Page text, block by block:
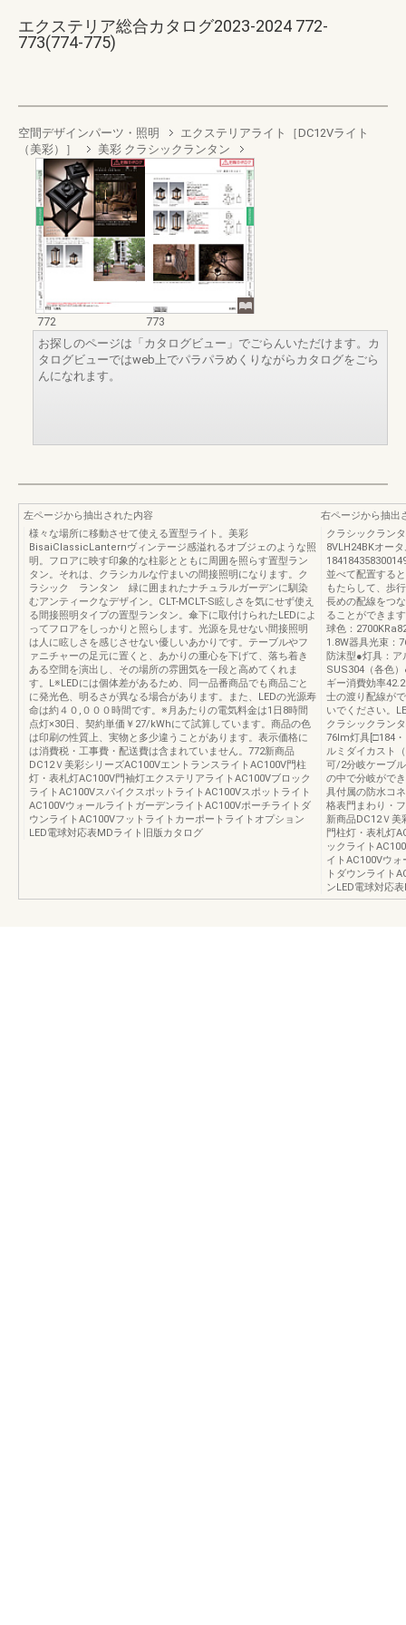
エクステリア総合カタログ2023-2024 772-
773(774-775)
空間デザインパーツ・照明
エクステリアライト［DC12Vライト
（美彩）］
美彩 クラシックランタン
772
773
お探しのページは「カタログビュー」でごらんいただけます。カ
タログビューではweb上でパラパラめくりながらカタログをごら
んになれます。
左ページから抽出された内容
様々な場所に移動させて使える置型ライト。美彩
BisaiClassicLanternヴィンテージ感溢れるオブジェのような照
明。フロアに映す印象的な柱影とともに周囲を照らす置型ラン
タン。それは、クラシカルな佇まいの間接照明になります。ク
ラシック ランタン 緑に囲まれたナチュラルガーデンに馴染
むアンティークなデザイン。CLT-MCLT-S眩しさを気にせず使え
る間接照明タイプの置型ランタン。傘下に取付けられたLEDによ
ってフロアをしっかりと照らします。光源を見せない間接照明
は人に眩しさを感じさせない優しいあかりです。テーブルやフ
ァニチャーの足元に置くと、あかりの重心を下げて、落ち着き
ある空間を演出し、その場所の雰囲気を一段と高めてくれま
す。L※LEDには個体差があるため、同一品番商品でも商品ごと
に発光色、明るさが異なる場合があります。また、LEDの光源寿
命は約４０,０００時間です。※月あたりの電気料金は1日8時間
点灯×30日、契約単価￥27/kWhにて試算しています。商品の色
は印刷の性質上、実物と多少違うことがあります。表示価格に
は消費税・工事費・配送費は含まれていません。772新商品
DC12Ｖ美彩シリーズAC100VエントランスライトAC100V門柱
灯・表札灯AC100V門袖灯エクステリアライトAC100Vブロック
ライトAC100VスパイクスポットライトAC100Vスポットライト
AC100VウォールライトガーデンライトAC100Vポーチライトダ
ウンライトAC100Vフットライトカーポートライトオプション
LED電球対応表MDライト旧版カタログ
右ページから抽出
クラシックラン
8VLH24BKオー
並べて配置する
もたらして、歩
長めの配線をつ
ることができま
球色：
1.8W器具光束：
防沫型●灯具：ア
SUS304（各色
ギー消費効率
士の渡り配線が
いでください。
クラシックラン
76lm灯具[□184
ルミダイカスト
可/2分岐ケーブ
の中で分岐がで
具付属の防水コ
格表門まわり・
新商品DC12Ｖ美
門柱灯・表札灯
ックライト
イトAC100Vウ
トダウンライト
ンLED電球対応